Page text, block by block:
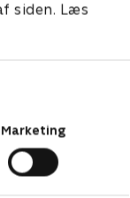
siden. Læs
Marketing
2
• 1 t. 47 min